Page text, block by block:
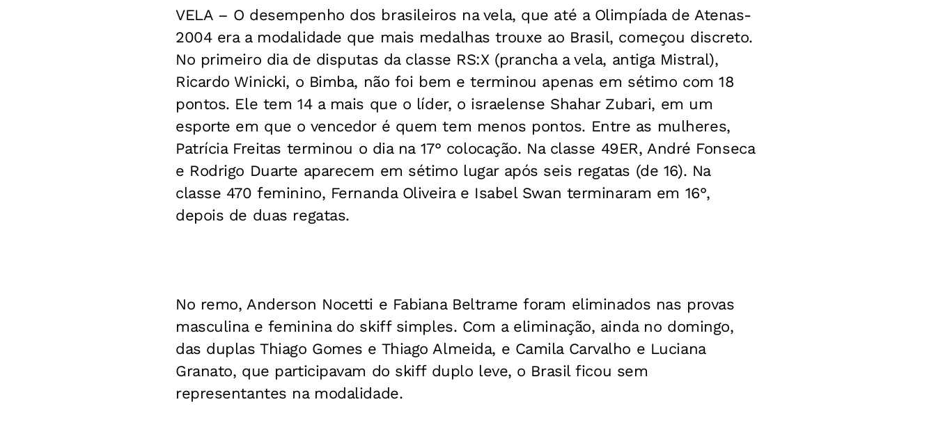
VELA – O desempenho dos brasileiros na vela, que até a Olimpíada de Atenas-
2004 era a modalidade que mais medalhas trouxe ao Brasil, começou discreto.
No primeiro dia de disputas da classe RS:X (prancha a vela, antiga Mistral),
Ricardo Winicki, o Bimba, não foi bem e terminou apenas em sétimo com 18
pontos. Ele tem 14 a mais que o líder, o israelense Shahar Zubari, em um
esporte em que o vencedor é quem tem menos pontos. Entre as mulheres,
Patrícia Freitas terminou o dia na 17° colocação. Na classe 49ER, André Fonseca
e Rodrigo Duarte aparecem em sétimo lugar após seis regatas (de 16). Na
classe 470 feminino, Fernanda Oliveira e Isabel Swan terminaram em 16°,
depois de duas regatas.
No remo, Anderson Nocetti e Fabiana Beltrame foram eliminados nas provas
masculina e feminina do skiff simples. Com a eliminação, ainda no domingo,
das duplas Thiago Gomes e Thiago Almeida, e Camila Carvalho e Luciana
Granato, que participavam do skiff duplo leve, o Brasil ficou sem
representantes na modalidade.